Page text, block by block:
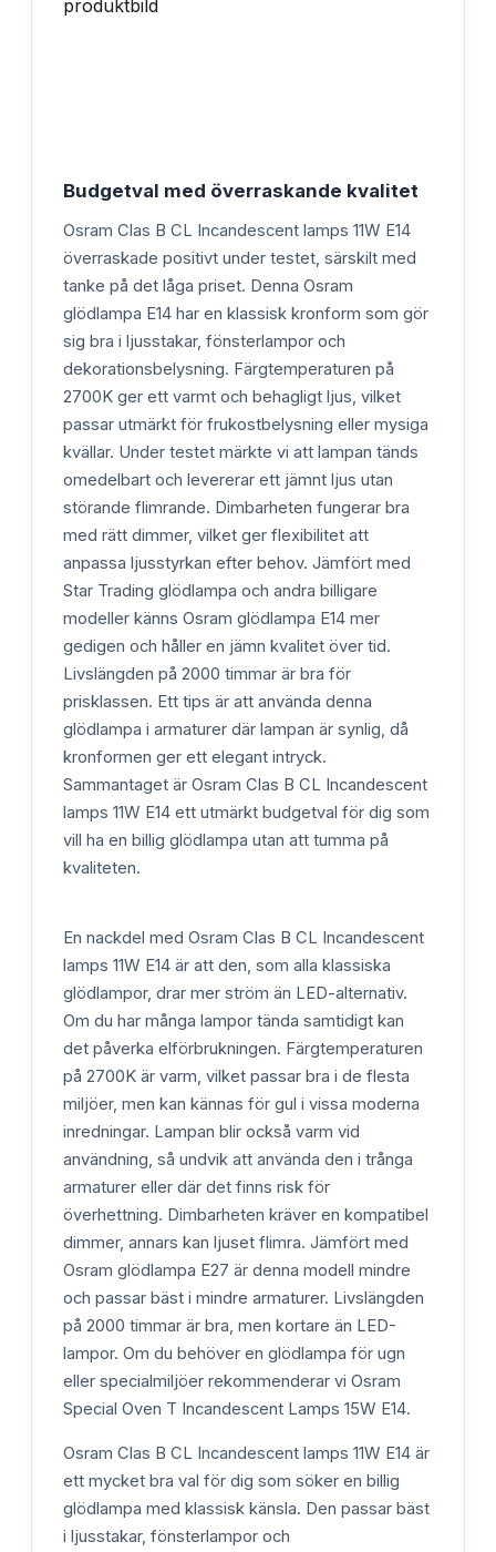
Budgetval med överraskande kvalitet
Osram Clas B CL Incandescent lamps 11W E14
överraskade positivt under testet, särskilt med
tanke på det låga priset. Denna Osram
glödlampa E14 har en klassisk kronform som gör
sig bra i ljusstakar, fönsterlampor och
dekorationsbelysning. Färgtemperaturen på
2700K ger ett varmt och behagligt ljus, vilket
passar utmärkt för frukostbelysning eller mysiga
kvällar. Under testet märkte vi att lampan tänds
omedelbart och levererar ett jämnt ljus utan
störande flimrande. Dimbarheten fungerar bra
med rätt dimmer, vilket ger flexibilitet att
anpassa ljusstyrkan efter behov. Jämfört med
Star Trading glödlampa och andra billigare
modeller känns Osram glödlampa E14 mer
gedigen och håller en jämn kvalitet över tid.
Livslängden på 2000 timmar är bra för
prisklassen. Ett tips är att använda denna
glödlampa i armaturer där lampan är synlig, då
kronformen ger ett elegant intryck.
Sammantaget är Osram Clas B CL Incandescent
lamps 11W E14 ett utmärkt budgetval för dig som
vill ha en billig glödlampa utan att tumma på
kvaliteten.
En nackdel med Osram Clas B CL Incandescent
lamps 11W E14 är att den, som alla klassiska
glödlampor, drar mer ström än LED-alternativ.
Om du har många lampor tända samtidigt kan
det påverka elförbrukningen. Färgtemperaturen
på 2700K är varm, vilket passar bra i de flesta
miljöer, men kan kännas för gul i vissa moderna
inredningar. Lampan blir också varm vid
användning, så undvik att använda den i trånga
armaturer eller där det finns risk för
överhettning. Dimbarheten kräver en kompatibel
dimmer, annars kan ljuset flimra. Jämfört med
Osram glödlampa E27 är denna modell mindre
och passar bäst i mindre armaturer. Livslängden
på 2000 timmar är bra, men kortare än LED-
lampor. Om du behöver en glödlampa för ugn
eller specialmiljöer rekommenderar vi Osram
Special Oven T Incandescent Lamps 15W E14.
Osram Clas B CL Incandescent lamps 11W E14 är
ett mycket bra val för dig som söker en billig
glödlampa med klassisk känsla. Den passar bäst
i ljusstakar, fönsterlampor och